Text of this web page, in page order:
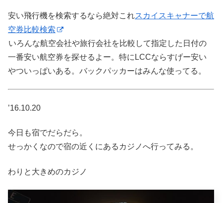
安い飛行機を検索するなら絶対これスカイスキャナーで航
空券比較検索
いろんな航空会社や旅行会社を比較して指定した日付の
一番安い航空券を探せるよー。特にLCCならすげー安い
やついっぱいある。バックパッカーはみんな使ってる。
’16.10.20
今日も宿でだらだら。
せっかくなので宿の近くにあるカジノへ行ってみる。
わりと大きめのカジノ